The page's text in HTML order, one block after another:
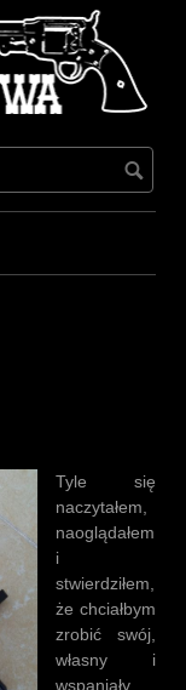
Tyle się
naczytałem,
naoglądałem
i
stwierdziłem,
że chciałbym
zrobić swój,
własny i
wspaniały